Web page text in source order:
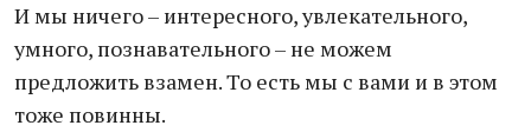
И мы ничего – интересного, увлекательного,
умного, познавательного – не можем
предложить взамен. То есть мы с вами и в этом
тоже повинны.